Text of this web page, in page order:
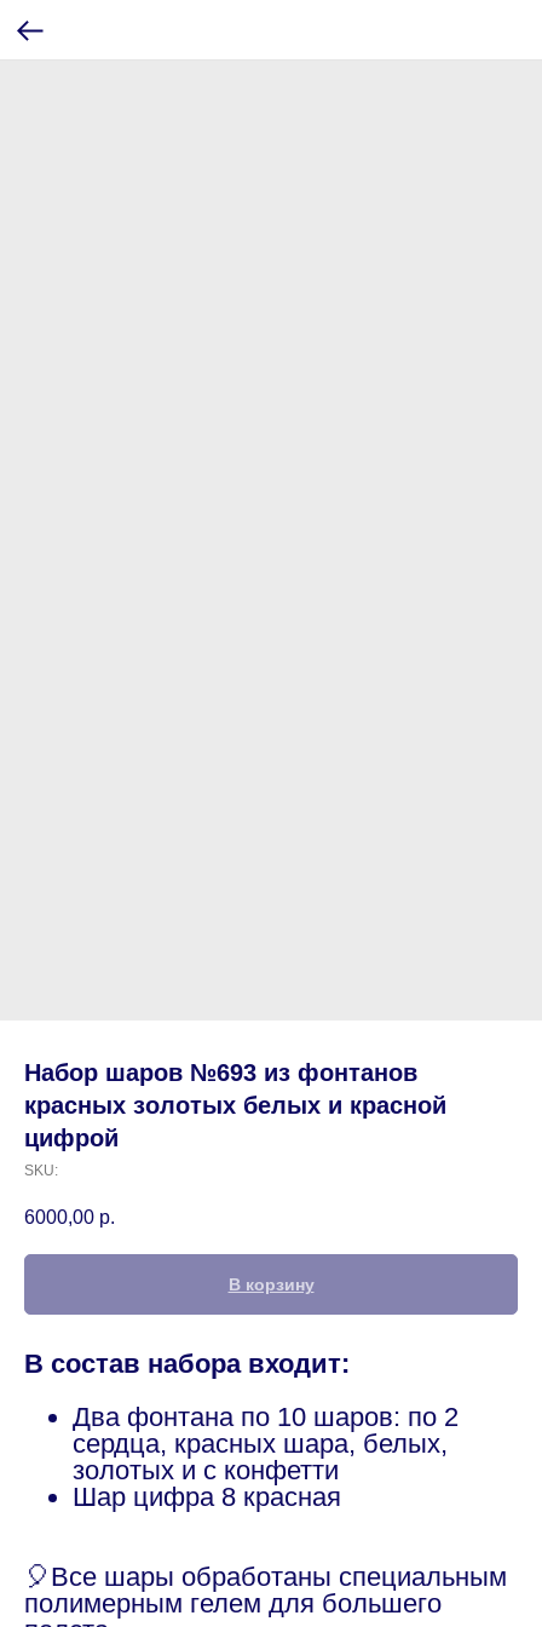
Набор шаров №693 из фонтанов
красных золотых белых и красной
цифрой
SKU:
6000,00 р.
В корзину
В состав набора входит:
Два фонтана по 10 шаров: по 2
сердца, красных шара, белых,
золотых и с конфетти
Шар цифра 8 красная
🎈Все шары обработаны специальным
полимерным гелем для большего